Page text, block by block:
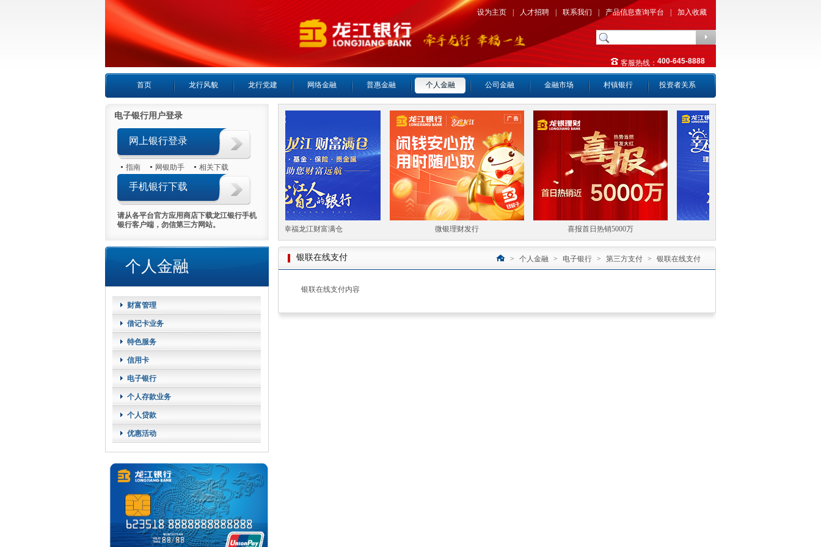
设为主页 人才招聘 联系我们 产品信息查询平台 加入收藏
客服热线：400-645-8888
首页 龙行风貌 龙行党建 网络金融 普惠金融 个人金融 公司金融 金融市场 村镇银行 投资者关系
电子银行用户登录
网上银行登录
指南 网银助手 相关下载
手机银行下载
请从各平台官方应用商店下载龙江银行手机
银行客户端，勿信第三方网站。
个人金融
财富管理
借记卡业务
特色服务
信用卡
电子银行
个人存款业务
个人贷款
优惠活动
喜报首日热销5000万 幸福龙江财富满仓 微银理财发行 喜报首日热销5000万
银联在线支付 > 个人金融 > 电子银行 > 第三方支付 > 银联在线支付
银联在线支付内容